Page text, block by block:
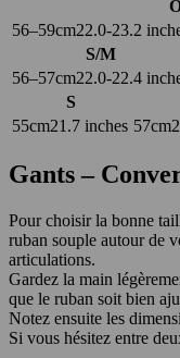
56–59cm22.0-23.2
S/M
56–57cm22.0-22.4
S
55cm21.7 inches 57cm
Gants –
Pour choisir la bonne
ruban souple autour de
articulations.
Gardez la main
que le ruban soit bien
Notez ensuite les
Si vous hésitez entre